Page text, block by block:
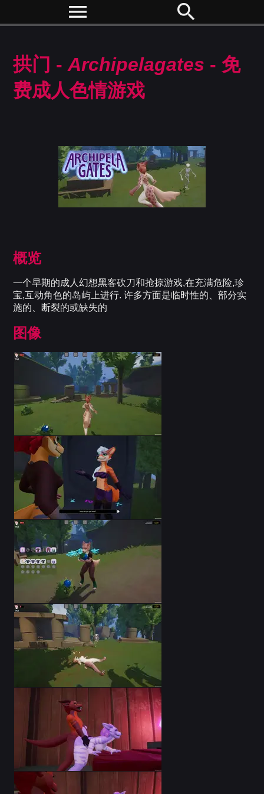
menu search
拱门 -Archipelagates - 免
费成人色情游戏
概览
一个早期的成人幻想黑客砍刀和抢掠游戏,在充满危险,珍
宝,互动角色的岛屿上进行. 许多方面是临时性的、部分实
施的、断裂的或缺失的
图像